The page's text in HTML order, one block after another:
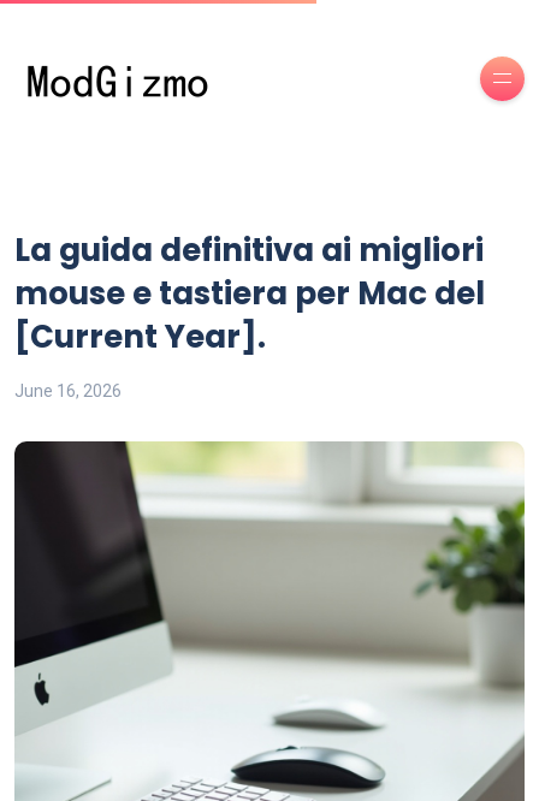
La guida definitiva ai migliori
mouse e tastiera per Mac del
[Current Year].
June 16, 2026